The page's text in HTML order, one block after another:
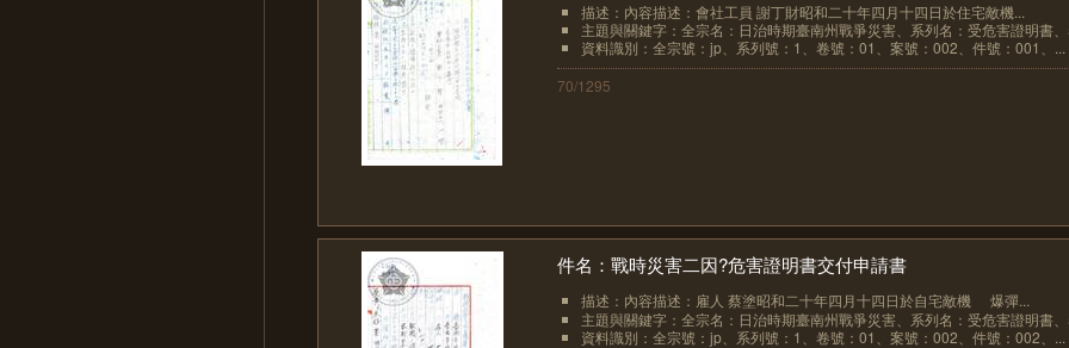
描述：內容描述：會社工員 謝丁財昭和二十年四月十四日於住宅敵機...
主題與關鍵字：全宗名：日治時期臺南州戰爭災害、系列名：受危害證明書
資料識別：全宗號：jp、系列號：1、卷號：01、案號：002、件號：001、...
70/1295
件名：戰時災害二因?危害證明書交付申請書
描述：內容描述：雇人 蔡塗昭和二十年四月十四日於自宅敵機
爆彈...
主題與關鍵字：全宗名：日治時期臺南州戰爭災害、系列名：受危害證明書
資料識別：全宗號：jp、系列號：1、卷號：01、案號：002、件號：002、...